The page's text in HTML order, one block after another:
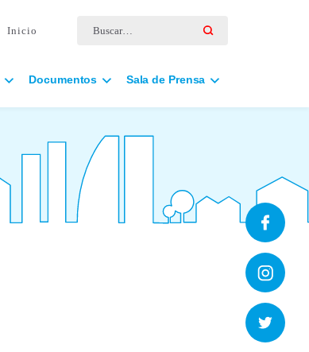
Buscar por:
Inicio
Documentos Sala de Prensa